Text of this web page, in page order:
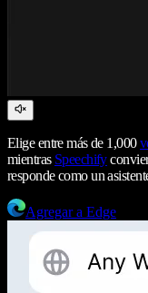
Elige entre más de 1,000
mientras Speechify
responde como un
Agregar a Edge